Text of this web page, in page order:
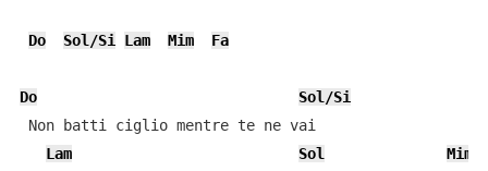
Do Sol/Si Lam Mim Fa
Do
Sol/Si
Non batti ciglio mentre te ne vai
Lam
Sol
Mim